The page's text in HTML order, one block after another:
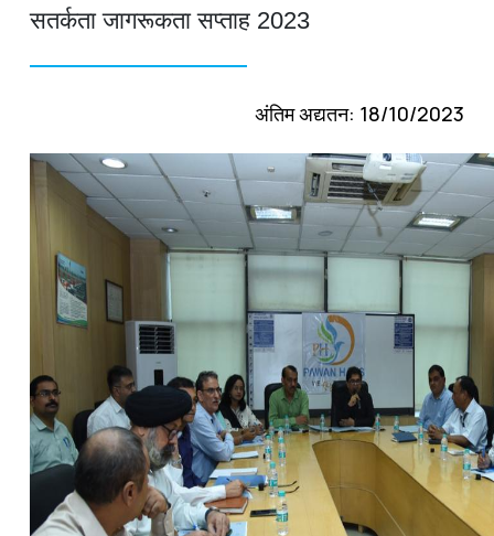
सतर्कता जागरूकता सप्ताह 2023
अंतिम अद्यतन: 18/10/2023